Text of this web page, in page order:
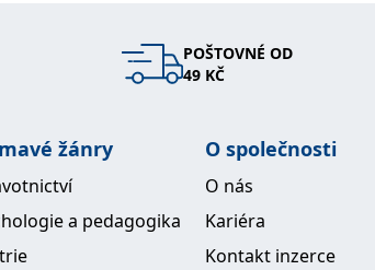
POŠTOVNÉ OD
49 KČ
žánry
a pedagogika
O společnosti
O nás
Kariéra
Kontakt inzerce